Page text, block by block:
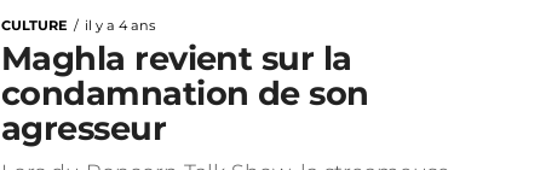
CULTURE il y a 4 ans
Maghla revient sur la
condamnation de son
agresseur